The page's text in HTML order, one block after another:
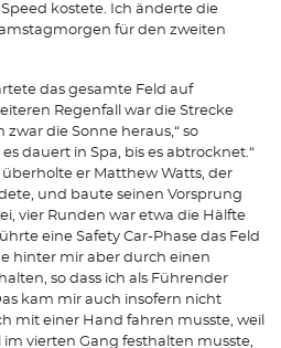
kostete. Ich änderte die
für den zweiten
das gesamte Feld auf
Regenfall war die Strecke
zwar die Sonne heraus,“ so
dauert in Spa, bis es abtrocknet.“
er Matthew Watts, der
und baute seinen Vorsprung
vier Runden war etwa die Hälfte
eine Safety Car-Phase das Feld
hinter mir aber durch einen
so dass ich als Führender
kam mir auch insofern nicht
mit einer Hand fahren musste, weil
vierten Gang festhalten musste,